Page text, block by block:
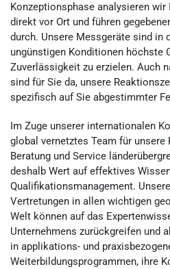
Konzeptionsphase analysieren
direkt vor Ort und führen
durch. Unsere Messgeräte sind in
ungünstigen Konditionen höchste
Zuverlässigkeit zu erzielen. Auch
sind für Sie da, unsere
spezifisch auf Sie abgestimmter
Im Zuge unserer internationalen
global vernetztes Team für unsere
Beratung und Service
deshalb Wert auf effektives
Qualifikationsmanagement.
Vertretungen in allen wichtigen
Welt können auf das
Unternehmens zurückgreifen und
in applikations- und
Weiterbildungsprogrammen, ihre